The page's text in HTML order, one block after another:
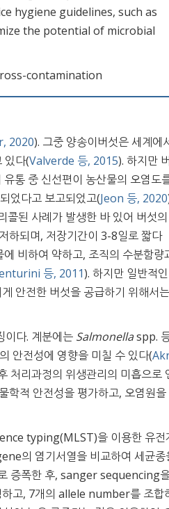
hygiene guidelines, such as
the potential of microbial
contamination
2020). 그중 양송이버섯은 세계에
있다(Valverde 등, 2015). 하지만
통 중 신선편이 농산물의 오염도
었다고 보고되었고(Jeon 등, 2020
콜된 사례가 발생한 바 있어 버섯
하되며, 저장기간이 3-8일로 짧다
비하여 약하고, 조직의 수분함량
등, 2011). 하지만 일반적
안전한 버섯을 공급하기 위해서
이다. 계분에는 Salmonellaspp.
안전성에 영향을 미칠 수 있다(
처리과정의 위생관리의 미흡으로
학적 안전성을 평가하고, 오염원
typing(MLST)을 이용한 유전
의 염기서열을 비교하여 세균종
증폭한 후, sanger sequencing
고, 7개의 allele number를 조합